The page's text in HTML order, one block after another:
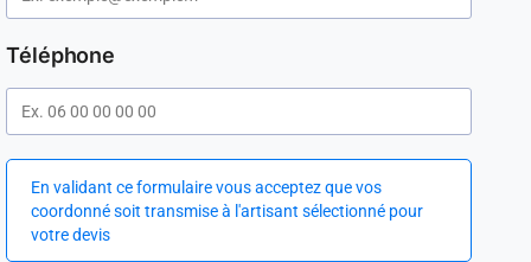
Téléphone
En validant ce formulaire vous acceptez que vos
coordonné soit transmise à l'artisant sélectionné pour
votre devis